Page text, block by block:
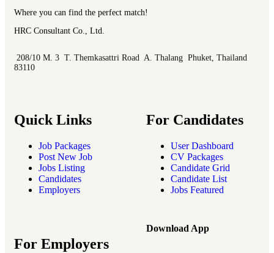
Where you can find the perfect match!
HRC Consultant Co., Ltd.
208/10 M. 3 T. Themkasattri Road A. Thalang Phuket, Thailand
83110
Quick Links
Job Packages
Post New Job
Jobs Listing
Candidates
Employers
For Candidates
User Dashboard
CV Packages
Candidate Grid
Candidate List
Jobs Featured
For Employers
Download App